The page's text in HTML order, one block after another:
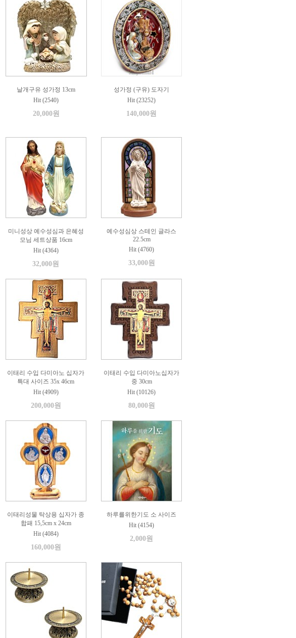
날개구유 성가정 13cm
Hit (2540)
20,000원
성가정 (구유) 도자기
Hit (23252)
140,000원
미니성상 예수성심과 은혜성
모님 세트상품 16cm
Hit (4364)
32,000원
예수성심상 스테인 글라스
22.5cm
Hit (4760)
33,000원
이태리 수입 다미아노 십자가
특대 사이즈 35x 46cm
Hit (4909)
200,000원
이태리 수입 다미아노십자가
중 30cm
Hit (10126)
80,000원
이태리성물 탁상용 십자가 종
합패 15,5cm x 24cm
Hit (4084)
160,000원
하루를위한기도 소 사이즈
Hit (4154)
2,000원